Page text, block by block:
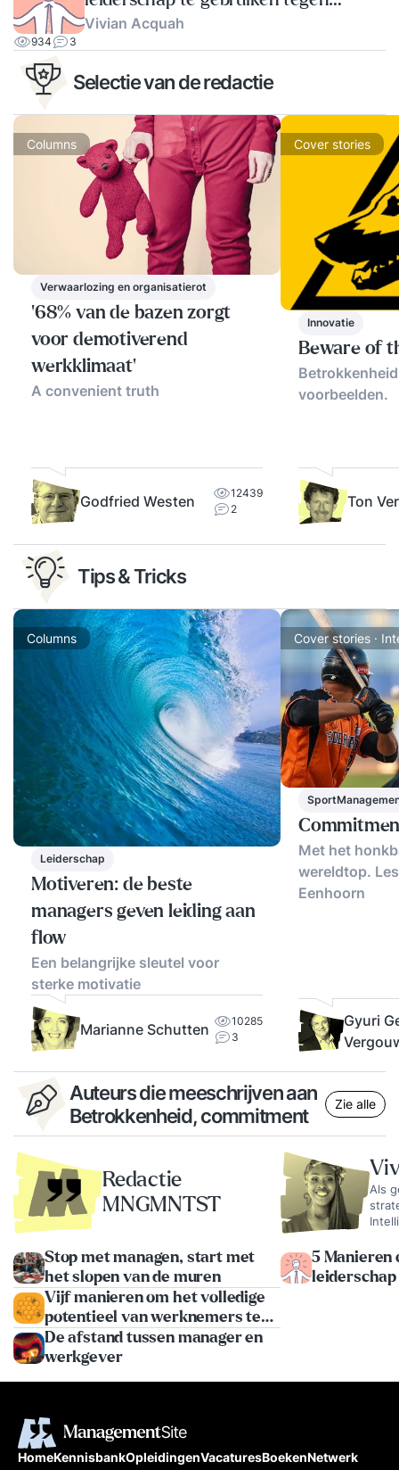
talenttekort
Vivian Acquah
934 3
Selectie van de redactie
Columns
Verwaarlozing en organisatierot
'68% van de bazen zorgt
voor demotiverend
werkklimaat'
A convenient truth
Godfried Westen
12439
2
Cover stories
Innovatie
Beware of
voorbeelden.
Ton
Tips & Tricks
Columns
Leiderschap
Motiveren: de beste
managers geven leiding aan
flow
Een belangrijke sleutel voor
sterke motivatie
Marianne Schutten
10285
3
Cover stories ·
Met het
wereldtop.
Eenhoorn
Gyuri
Auteurs die meeschrijven aan
Betrokkenheid, commitment
Zie alle
Redactie
MNGMNTST
Stop met managen, start met
het slopen van de muren
Vijf manieren om het volledige
potentieel van werknemers te
benutten
De afstand tussen manager en
werkgever
Als
jij bij
5 Manieren
leiderschap
HomeKennisbankOpleidingenVacaturesBoekenNetwerk